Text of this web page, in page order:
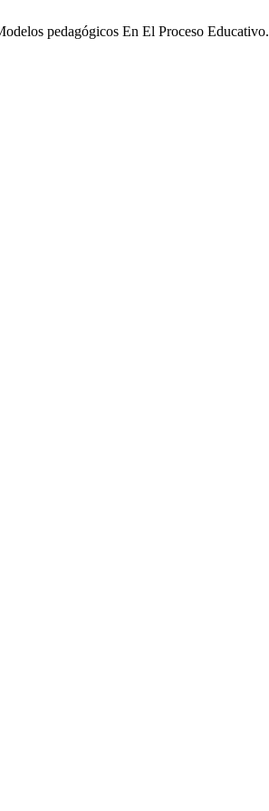
pedagógicos En El Proceso Educativo.